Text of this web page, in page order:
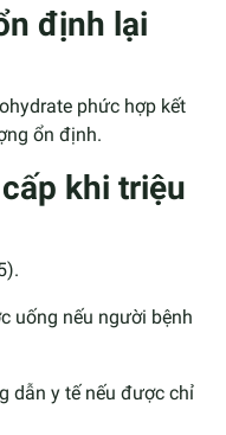
định lại
phức hợp kết
ổn định.
khi triệu
uống nếu người bệnh
dẫn y tế nếu được chỉ